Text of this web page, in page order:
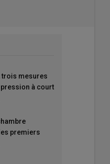
trois mesures
à court
premiers